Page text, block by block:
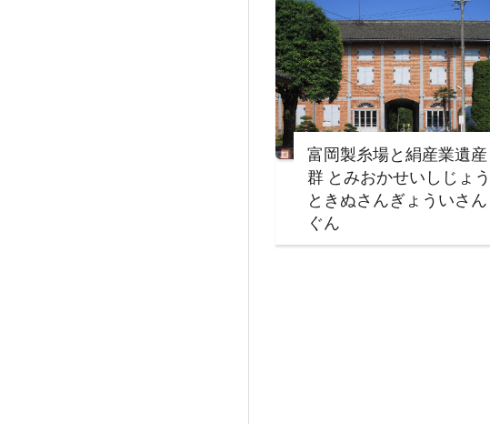
富岡製糸場と絹産業遺産
群 とみおかせいしじょう
ときぬさんぎょういさん
ぐん